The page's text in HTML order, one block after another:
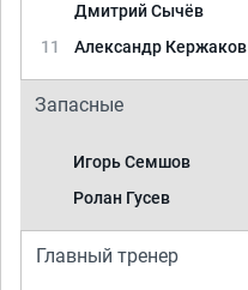
Дмитрий Сычёв
11
Александр Кержаков
Запасные
Игорь Семшов
Ролан Гусев
Главный тренер